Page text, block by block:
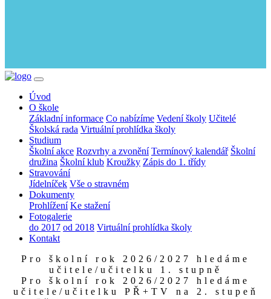
Úvod
O škole
Základní informace Co nabízíme Vedení školy Učitelé
Školská rada Virtuální prohlídka školy
Studium
Školní akce Rozvrhy a zvonění Termínový kalendář Školní
družina Školní klub Kroužky Zápis do 1. třídy
Stravování
Jídelníček Vše o stravném
Dokumenty
Prohlížení Ke stažení
Fotogalerie
do 2017 od 2018 Virtuální prohlídka školy
Kontakt
Pro školní rok 2026/2027 hledáme
učitele/učitelku 1. stupně
Pro školní rok 2026/2027 hledáme
učitele/učitelku PŘ+TV na 2. stupeň